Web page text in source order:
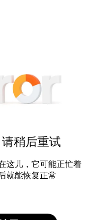
稍后重试
这儿，它可能正忙着
就能恢复正常